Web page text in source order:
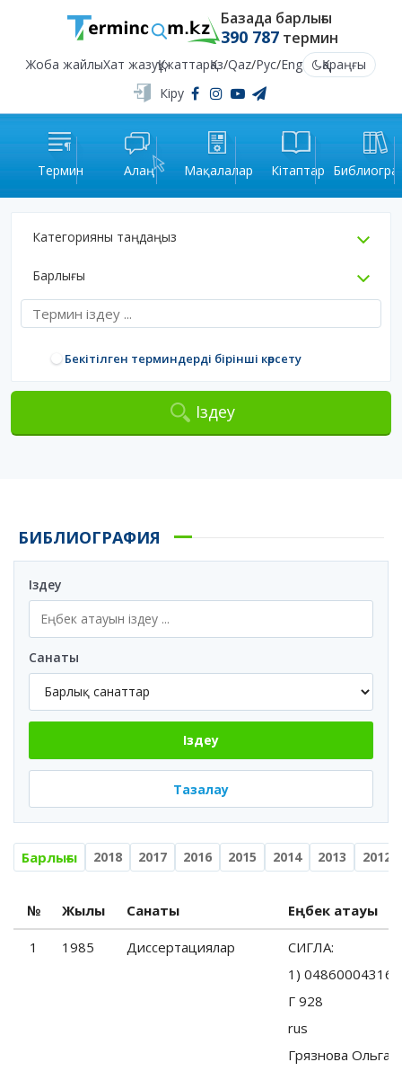
Базада барлығы
390 787термин
Жоба жайлыХат жазуҚұжаттарҚаз/Qaz/Рус/Eng
Қараңғы
Кіру
Термин Алаң Мақалалар Кітаптар
Категорияны таңдаңыз
Барлығы
Бекітілген терминдерді бірінші көрсету
Іздеу
БИБЛИОГРАФИЯ
Іздеу
Санаты
Іздеу
Тазалау
Барлығы 2018 2017 2016 2015 2014 2013 2012
№ Жылы Санаты Еңбек атауы
1 1985 Диссертациялар
СИГЛА:
1) 04860004316
Г 928
rus
Грязнова Ольга